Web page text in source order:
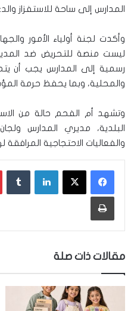
المدارس إلى ساحة للاستفزاز
وأكدت لجنة أولياء الأمور
ليست منصة للتحريض ضد
رسمية إلى المدارس يجب أن
والمحلية، وبما يحفظ حرمة
وتشهد أم الفحم حالة من
البلدية، مديري المدارس ولجان
والفعاليات الاحتجاجية المرافقة
لينكدإن
طباعة
مقالات ذات صلة